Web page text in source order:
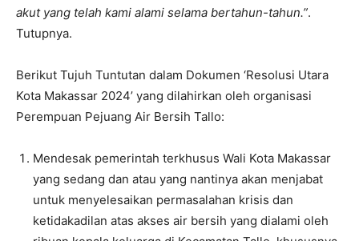
akut yang telah kami alami selama bertahun-tahun.”.
Tutupnya.
Berikut Tujuh Tuntutan dalam Dokumen ‘Resolusi Utara
Kota Makassar 2024’ yang dilahirkan oleh organisasi
Perempuan Pejuang Air Bersih Tallo:
Mendesak pemerintah terkhusus Wali Kota Makassar
yang sedang dan atau yang nantinya akan menjabat
untuk menyelesaikan permasalahan krisis dan
ketidakadilan atas akses air bersih yang dialami oleh